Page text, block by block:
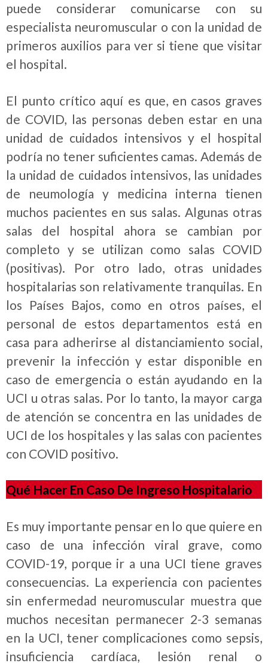
puede considerar comunicarse con su
especialista neuromuscular o con la unidad de
primeros auxilios para ver si tiene que visitar
el hospital.
El punto crítico aquí es que, en casos graves
de COVID, las personas deben estar en una
unidad de cuidados intensivos y el hospital
podría no tener suficientes camas. Además de
la unidad de cuidados intensivos, las unidades
de neumología y medicina interna tienen
muchos pacientes en sus salas. Algunas otras
salas del hospital ahora se cambian por
completo y se utilizan como salas COVID
(positivas). Por otro lado, otras unidades
hospitalarias son relativamente tranquilas. En
los Países Bajos, como en otros países, el
personal de estos departamentos está en
casa para adherirse al distanciamiento social,
prevenir la infección y estar disponible en
caso de emergencia o están ayudando en la
UCI u otras salas. Por lo tanto, la mayor carga
de atención se concentra en las unidades de
UCI de los hospitales y las salas con pacientes
con COVID positivo.
Qué Hacer En Caso De Ingreso Hospitalario
Es muy importante pensar en lo que quiere en
caso de una infección viral grave, como
COVID-19, porque ir a una UCI tiene graves
consecuencias. La experiencia con pacientes
sin enfermedad neuromuscular muestra que
muchos necesitan permanecer 2-3 semanas
en la UCI, tener complicaciones como sepsis,
insuficiencia cardíaca, lesión renal o